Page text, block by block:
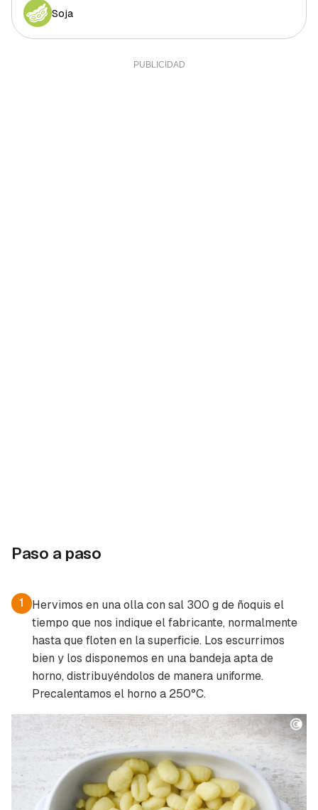
Sal
Sodio
0,34 g 0,01%
Soja
Paso a paso
1
Hervimos en una olla con sal 300 g de ñoquis el
tiempo que nos indique el fabricante, normalmente
hasta que floten en la superficie. Los escurrimos
bien y los disponemos en una bandeja apta de
horno, distribuyéndolos de manera uniforme.
Precalentamos el horno a 250°C.